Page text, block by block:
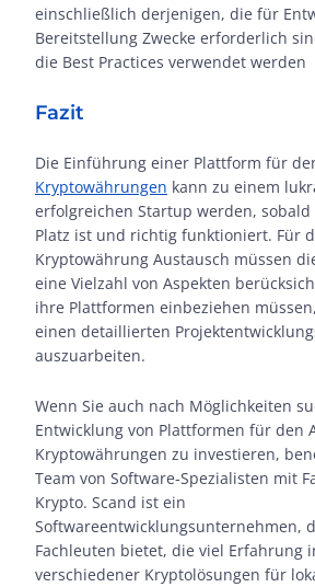
einschließlich derjenigen, die für
Bereitstellung Zwecke erforderlich
die Best Practices verwendet werden
Fazit
Die Einführung einer Plattform für
Kryptowährungen kann zu einem
erfolgreichen Startup werden, sobald
Platz ist und richtig funktioniert. Für
Kryptowährung Austausch müssen
eine Vielzahl von Aspekten
ihre Plattformen einbeziehen
einen detaillierten
auszuarbeiten.
Wenn Sie auch nach Möglichkeiten
Entwicklung von Plattformen für den
Kryptowährungen zu investieren,
Team von Software-Spezialisten mit
Krypto. Scand ist ein
Softwareentwicklungsunternehmen,
Fachleuten bietet, die viel Erfahrung
verschiedener Kryptolösungen für